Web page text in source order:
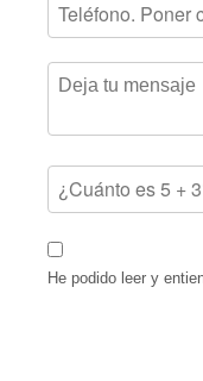
He podido leer y